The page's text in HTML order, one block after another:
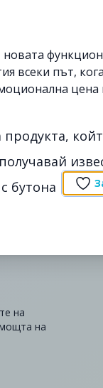
на
на
новата
всеки път,
цена
бутона